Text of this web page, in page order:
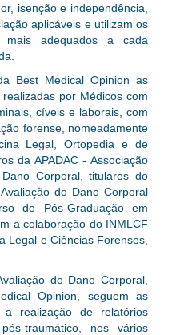
isenção e independência,
aplicáveis e utilizam os
mais adequados a cada
Best Medical Opinion as
por Médicos com
cíveis e laborais, com
forense, nomeadamente
Legal, Ortopedia e de
da APADAC - Associação
Corporal, titulares do
do Dano Corporal
de Pós-Graduação em
a colaboração do INMLCF
Legal e Ciências Forenses,
do Dano Corporal,
Opinion, seguem as
a realização de relatórios
traumático, nos vários